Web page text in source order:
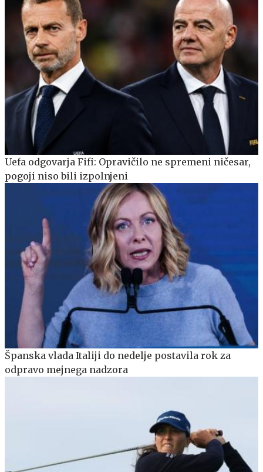
Uefa odgovarja Fifi: Opravičilo ne spremeni ničesar,
pogoji niso bili izpolnjeni
Španska vlada Italiji do nedelje postavila rok za
odpravo mejnega nadzora